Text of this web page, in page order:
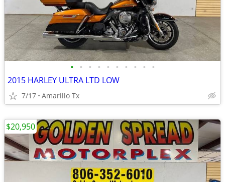
• • • • • • • • • •
2015 HARLEY ULTRA LTD LOW
7/17 Amarillo Tx
$20,950